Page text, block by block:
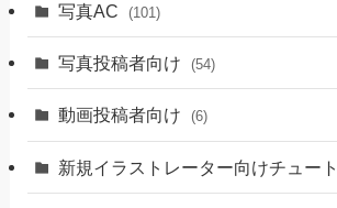
写真AC (101)
写真投稿者向け (54)
動画投稿者向け (6)
新規イラストレーター向けチュー